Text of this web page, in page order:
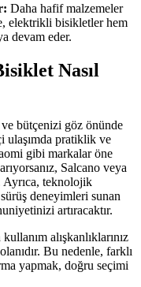
Daha hafif malzemeler
elektrikli bisikletler hem
devam eder.
Nasıl
bütçenizi göz önünde
ulaşımda pratiklik ve
gibi markalar öne
Salcano veya
teknolojik
deneyimleri sunan
artıracaktır.
alışkanlıklarınız
Bu nedenle, farklı
yapmak, doğru seçimi